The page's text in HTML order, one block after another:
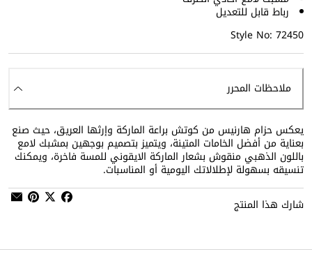
رباط قابل للتعديل
Style No: 72450
ملاحظات المحرر
يعكس حزام هارنيس من كوتش براعة الماركة وإرثها العريق، حيث صنع
بعناية من أفضل الخامات المتينة، ويتميز بتصميم بوجهين بمشبك لامع
باللون الذهبي منقوش بشعار الماركة الايقوني للمسة فاخرة، ويمكنك
تنسيقه بسهولة لإطلالاتك اليومية أو المناسبات.
شارك هذا المنتج